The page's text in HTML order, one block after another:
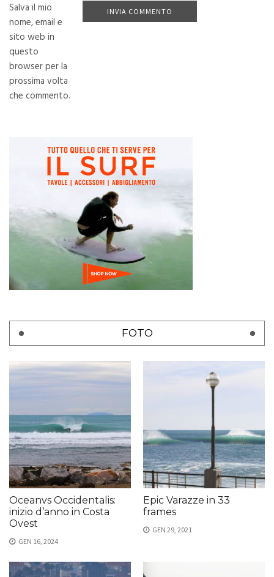
Salva il mio
nome, email e
sito web in
questo
browser per la
prossima volta
che commento.
FOTO
Oceanvs Occidentalis:
inizio d’anno in Costa
Ovest
GEN 16, 2024
Epic Varazze in 33
frames
GEN 29, 2021